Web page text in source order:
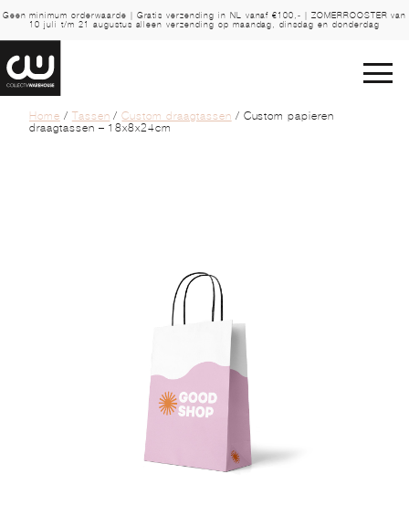
Geen minimum orderwaarde | Gratis verzending in NL vanaf €100,- | ZOMERROOSTER van
10 juli t/m 21 augustus alleen verzending op maandag, dinsdag en donderdag
Home / Tassen /Custom draagtassen / Custom papieren
draagtassen – 18x8x24cm